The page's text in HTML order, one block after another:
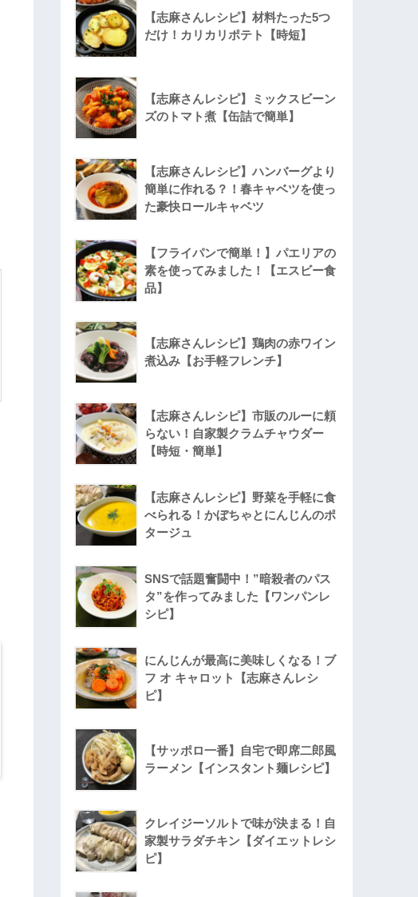
【志麻さんレシピ】材料たった5つ
だけ！カリカリポテト【時短】
【志麻さんレシピ】ミックスビーン
ズのトマト煮【缶詰で簡単】
【志麻さんレシピ】ハンバーグより
簡単に作れる？！春キャベツを使っ
た豪快ロールキャベツ
【フライパンで簡単！】パエリアの
素を使ってみました！【エスビー食
品】
【志麻さんレシピ】鶏肉の赤ワイン
煮込み【お手軽フレンチ】
【志麻さんレシピ】市販のルーに頼
らない！自家製クラムチャウダー
【時短・簡単】
【志麻さんレシピ】野菜を手軽に食
べられる！かぼちゃとにんじんのポ
タージュ
SNSで話題奮闘中！”暗殺者のパス
タ”を作ってみました【ワンパンレ
シピ】
にんじんが最高に美味しくなる！ブ
フ オ キャロット【志麻さんレシ
ピ】
【サッポロ一番】自宅で即席二郎風
ラーメン【インスタント麺レシピ】
クレイジーソルトで味が決まる！自
家製サラダチキン【ダイエットレシ
ピ】